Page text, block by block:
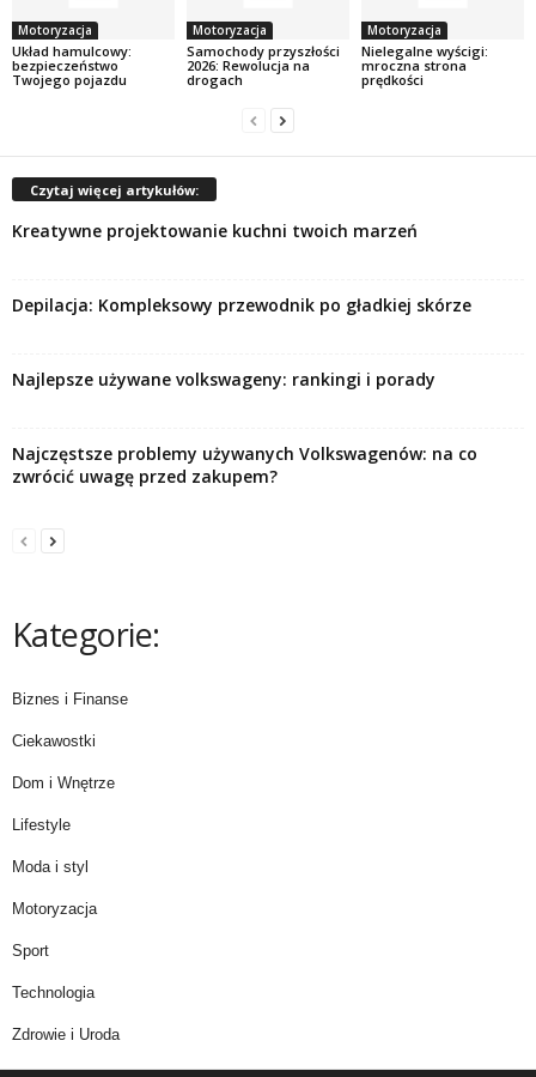
Motoryzacja
Układ hamulcowy:
bezpieczeństwo
Twojego pojazdu
Motoryzacja
Samochody przyszłości
2026: Rewolucja na
drogach
Motoryzacja
Nielegalne wyścigi:
mroczna strona
prędkości
Czytaj więcej artykułów:
Kreatywne projektowanie kuchni twoich marzeń
Depilacja: Kompleksowy przewodnik po gładkiej skórze
Najlepsze używane volkswageny: rankingi i porady
Najczęstsze problemy używanych Volkswagenów: na co
zwrócić uwagę przed zakupem?
Kategorie:
Biznes i Finanse
Ciekawostki
Dom i Wnętrze
Lifestyle
Moda i styl
Motoryzacja
Sport
Technologia
Zdrowie i Uroda